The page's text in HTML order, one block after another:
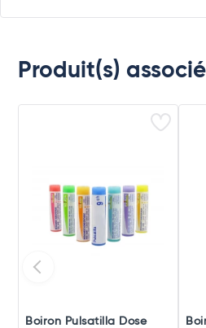
Produit(s)
Boiron Pulsatilla Dose